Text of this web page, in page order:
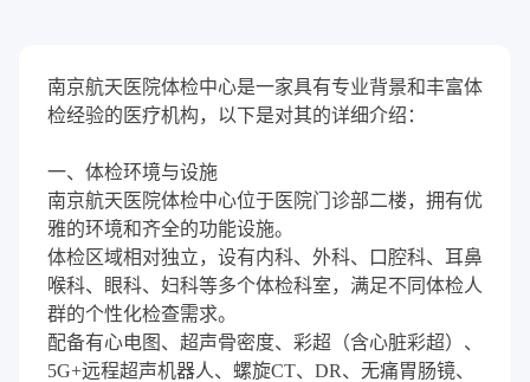
南京航天医院体检中心是一家具有专业背景和丰富体
检经验的医疗机构，以下是对其的详细介绍：
一、体检环境与设施
南京航天医院体检中心位于医院门诊部二楼，拥有优
雅的环境和齐全的功能设施。
体检区域相对独立，设有内科、外科、口腔科、耳鼻
喉科、眼科、妇科等多个体检科室，满足不同体检人
群的个性化检查需求。
配备有心电图、超声骨密度、彩超（含心脏彩超）、
5G+远程超声机器人、螺旋CT、DR、无痛胃肠镜、